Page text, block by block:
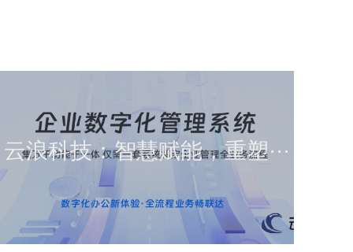
云浪科技：智慧赋能，重塑···
查看详情